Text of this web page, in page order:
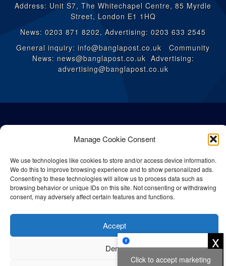
Manage Cookie Consent
We use technologies like cookies to store and/or access device information.
We do this to improve browsing experience and to show personalized ads.
Consenting to these technologies will allow us to process data such as
browsing behavior or unique IDs on this site. Not consenting or withdrawing
consent, may adversely affect certain features and functions.
Accept
Deny
Address: Unit S7, The Whitechapel Centre, 85 Myrdle
Street, London E1 1HQ
News: 0203 871 8202, Advertising: 0203 633 2545
General inquiry: info@banglapost.co.uk Community
News: news@banglapost.co.uk Advertising:
advertising@banglapost.co.uk
© All rights reserved Bangla Post2026| Any unauthorised use or
reproduction of our content is strictly prohibited.
x
Click to accept marketing